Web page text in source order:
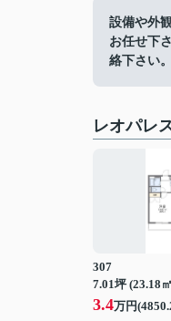
設備や外
お任せ下
絡下さい。
レオパレ
307
7.01坪 (23.18
3.4万円